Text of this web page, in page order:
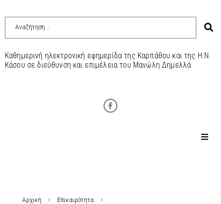
Καθημερινή ηλεκτρονική εφημερίδα της Καρπάθου και της Η.Ν.
Κάσου σε διεύθυνση και επιμέλεια του Μανώλη Δημελλά
Αρχική
Επικαιρότητα